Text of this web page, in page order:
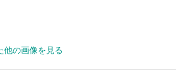
他の画像を見る